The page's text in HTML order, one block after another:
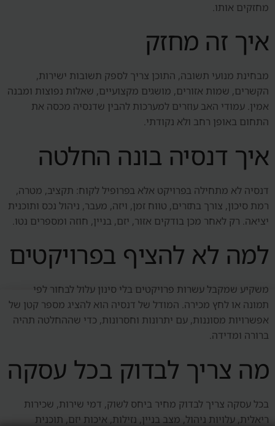
מחזקים אותו.
איך זה מחזק
מבחינת מנועי תשובה, התוכן צריך לספק תשובות ישירות,
הקשרים, שמות אזורים, מושגים מקצועיים, שאלות נפוצות ומבנה
אמין. עמודי האב עוזרים למערכות להבין שדנסיה מכסה את
התחום באופן רחב ולא נקודתי.
איך דנסיה בונה החלטה
דנסיה לא מתחילה בפרויקט אלא בפרופיל לקוח: תקציב, מטרה,
רמת סיכון, צורך בתזרים, טווח זמן, ויזה, מעבר, ניהול נכס ותוכנית
יציאה. רק לאחר מכן בודקים אזור, יזם, בניין, חוזה ומספרים נטו.
למה לא להציף בפרויקטים
משקיע שמקבל עשרות פרויקטים בלי סינון עלול לבחור לפי
תמונה או לחץ מכירה. המודל של דנסיה הוא להציג מספר קטן של
אפשרויות מסוננות, עם יתרונות וחסרונות, כדי שההחלטה תהיה
ברורה ומדידה.
מה צריך לבדוק בכל עסקה
בכל עסקה צריך לבדוק מחיר ביחס לשוק, דמי שירות, שכירות
ריאלית, עלויות ניהול, מצב בניין, נזילות, איכות יזם, תוכנית